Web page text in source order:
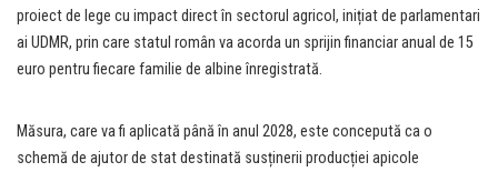
proiect de lege cu impact direct în sectorul agricol, inițiat de parlamentari
ai UDMR, prin care statul român va acorda un sprijin financiar anual de 15
euro pentru fiecare familie de albine înregistrată.
Măsura, care va fi aplicată până în anul 2028, este concepută ca o
schemă de ajutor de stat destinată susținerii producției apicole